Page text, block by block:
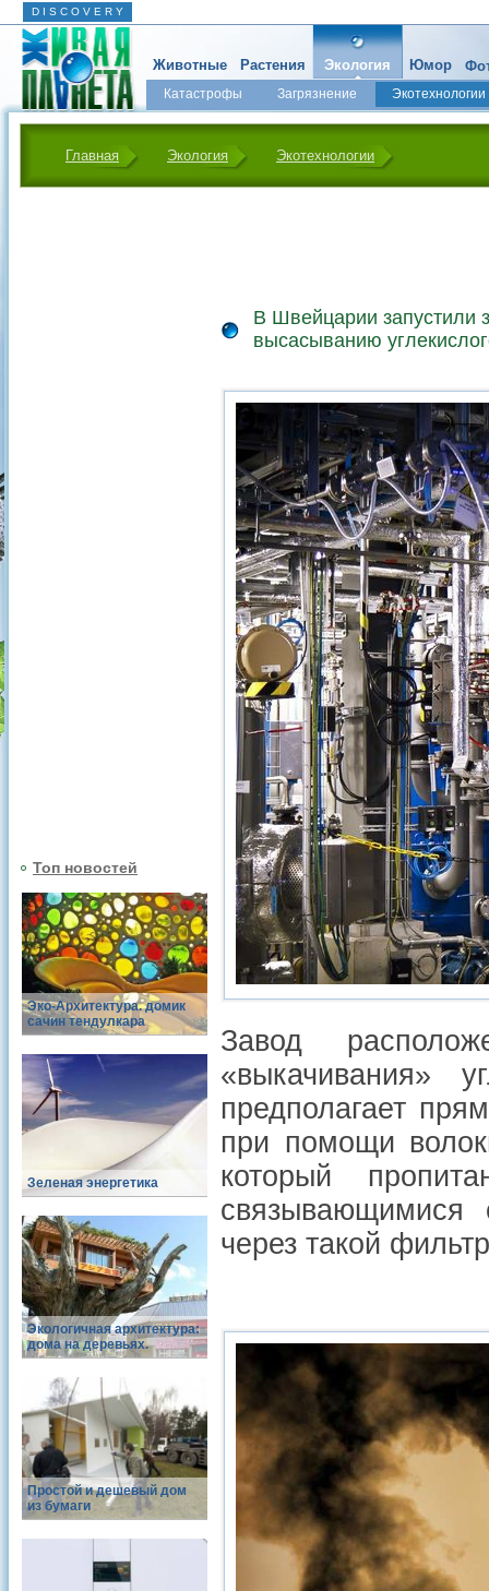
D I S C O V E R Y
Животные Растения Экология
Катастрофы Загрязнение Экотехнологии
Юмор
Главная Экология Экотехнологии
Топ новостей
Эко-Архитектура. домик
сачин тендулкара
Зеленая энергетика
Экологичная архитектура:
дома на деревьях.
Простой и дешевый дом
из бумаги
В Швейцарии запустили
высасыванию
Завод
предполагает
при помощи
который
связывающимися
через такой